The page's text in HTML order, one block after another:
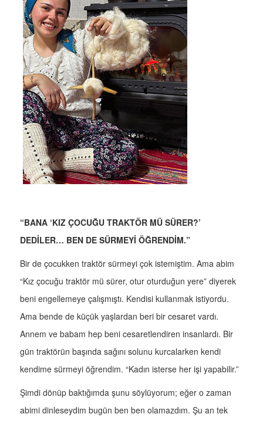
“BANA ‘KIZ ÇOCUĞU TRAKTÖR MÜ SÜRER?’
DEDİLER… BEN DE SÜRMEYİ ÖĞRENDİM.”
Bir de çocukken traktör sürmeyi çok istemiştim. Ama abim
“Kız çocuğu traktör mü sürer, otur oturduğun yere” diyerek
beni engellemeye çalışmıştı. Kendisi kullanmak istiyordu.
Ama bende de küçük yaşlardan beri bir cesaret vardı.
Annem ve babam hep beni cesaretlendiren insanlardı. Bir
gün traktörün başında sağını solunu kurcalarken kendi
kendime sürmeyi öğrendim. “Kadın isterse her işi yapabilir.”
Şimdi dönüp baktığımda şunu söylüyorum; eğer o zaman
abimi dinleseydim bugün ben ben olamazdım. Şu an tek